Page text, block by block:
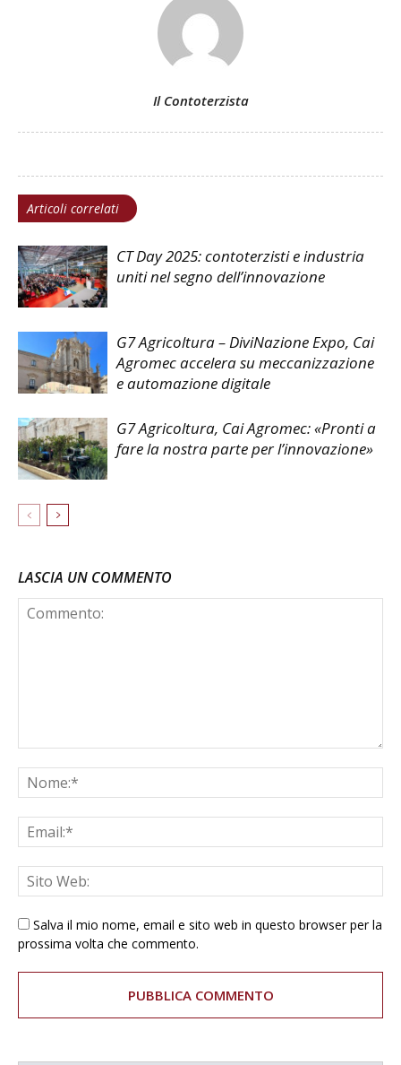
Il Contoterzista
Articoli correlati
CT Day 2025: contoterzisti e industria
uniti nel segno dell’innovazione
G7 Agricoltura – DiviNazione Expo, Cai
Agromec accelera su meccanizzazione
e automazione digitale
G7 Agricoltura, Cai Agromec: «Pronti a
fare la nostra parte per l’innovazione»
LASCIA UN COMMENTO
Salva il mio nome, email e sito web in questo browser per la
prossima volta che commento.